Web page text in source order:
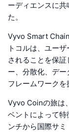
ーディエンスに
た。
Vyvo Smart
トコルは、ユー
されることを保
ー、分散化、デ
フレームワークを
Vyvo Coinの旅は
ベントによって
ンチから国際サミ